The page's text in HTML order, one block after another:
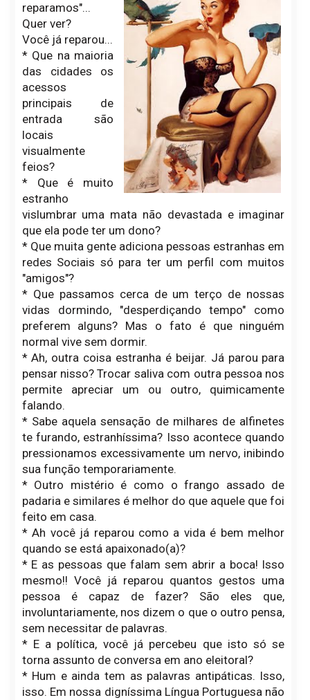
reparamos"...
Quer ver?
Você já reparou...
* Que na maioria
das cidades os
acessos
principais de
entrada são
locais
visualmente
feios?
* Que é muito
estranho
vislumbrar uma mata não devastada e imaginar
que ela pode ter um dono?
* Que muita gente adiciona pessoas estranhas em
redes Sociais só para ter um perfil com muitos
"amigos"?
* Que passamos cerca de um terço de nossas
vidas dormindo, "desperdiçando tempo" como
preferem alguns? Mas o fato é que ninguém
normal vive sem dormir.
* Ah, outra coisa estranha é beijar. Já parou para
pensar nisso? Trocar saliva com outra pessoa nos
permite apreciar um ou outro, quimicamente
falando.
* Sabe aquela sensação de milhares de alfinetes
te furando, estranhíssima? Isso acontece quando
pressionamos excessivamente um nervo, inibindo
sua função temporariamente.
* Outro mistério é como o frango assado de
padaria e similares é melhor do que aquele que foi
feito em casa.
* Ah você já reparou como a vida é bem melhor
quando se está apaixonado(a)?
* E as pessoas que falam sem abrir a boca! Isso
mesmo!! Você já reparou quantos gestos uma
pessoa é capaz de fazer? São eles que,
involuntariamente, nos dizem o que o outro pensa,
sem necessitar de palavras.
* E a política, você já percebeu que isto só se
torna assunto de conversa em ano eleitoral?
* Hum e ainda tem as palavras antipáticas. Isso,
isso. Em nossa digníssima Língua Portuguesa não